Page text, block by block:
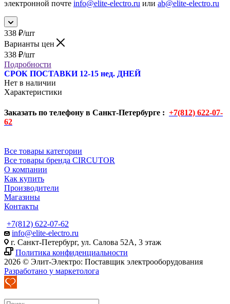
электронной почте info@elite-electro.ru или ab@elite-electro.ru
338 ₽/шт
Варианты цен
338 ₽/шт
Подробности
СРОК ПОСТАВКИ 12-15 нед. ДНЕЙ
Нет в наличии
Характеристики
Заказать по телефону в Санкт-Петербурге : +7(812) 622-07-
62
Все товары категории
Все товары бренда CIRCUTOR
О компании
Как купить
Производители
Магазины
Контакты
+7(812) 622-07-62
info@elite-electro.ru
г. Санкт-Петербург, ул. Салова 52А, 3 этаж
Политика конфиденциальности
2026 © Элит-Электро: Поставщик электрооборудования
Разработано у маркетолога